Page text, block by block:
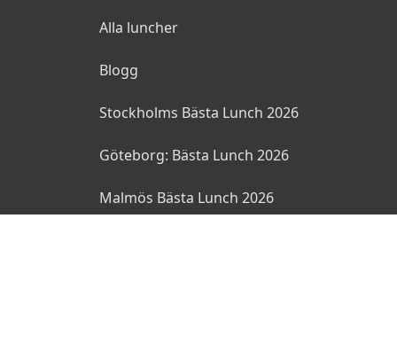
Alla luncher
Blogg
Stockholms Bästa Lunch 2026
Göteborg: Bästa Lunch 2026
Malmös Bästa Lunch 2026